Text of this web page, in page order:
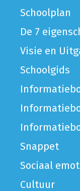
Schoolplan
De 7
Visie en
Schoolgids
Snappet
Sociaal
Cultuur